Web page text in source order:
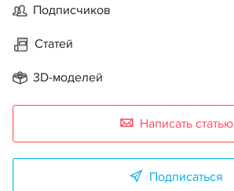
Подписчиков
Статей
3D-моделей
Написать статью
Подписаться